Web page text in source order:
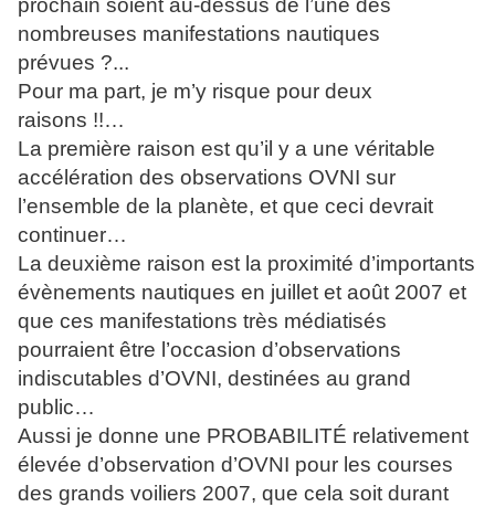
prochain soient au-dessus de l’une des
nombreuses manifestations nautiques
prévues ?...
Pour ma part, je m’y risque pour deux
raisons !!…
La première raison est qu’il y a une véritable
accélération des observations OVNI sur
l’ensemble de la planète, et que ceci devrait
continuer…
La deuxième raison est la proximité d’importants
évènements nautiques en juillet et août 2007 et
que ces manifestations très médiatisés
pourraient être l’occasion d’observations
indiscutables d’OVNI, destinées au grand
public…
Aussi je donne une PROBABILITÉ relativement
élevée d’observation d’OVNI pour les courses
des grands voiliers 2007, que cela soit durant